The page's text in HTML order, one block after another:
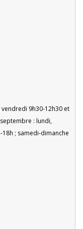
9h30-12h30 et
: lundi,
; samedi-dimanche